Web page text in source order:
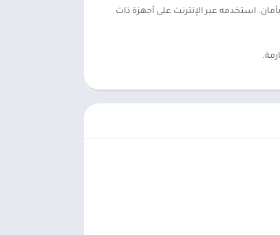
استخدمه عبر الإنترنت على أجهزة ذات